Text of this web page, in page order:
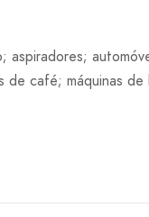
aspiradores;
café; máquinas de